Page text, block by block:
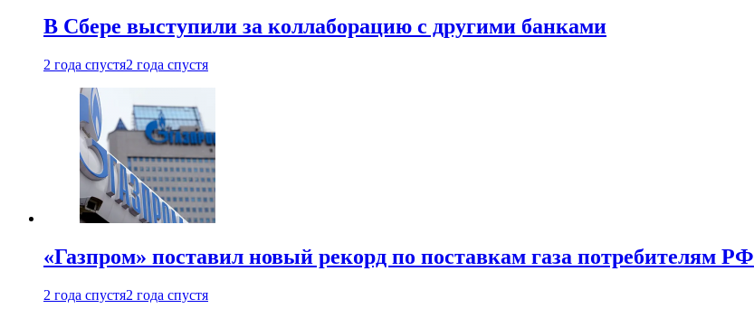
В Сбере выступили за коллаборацию с другими банками
2 года спустя2 года спустя
«Газпром» поставил новый рекорд по поставкам газа потребителям РФ
2 года спустя2 года спустя